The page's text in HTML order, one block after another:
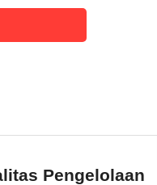
Pengelolaan